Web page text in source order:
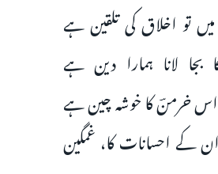
تو اخلاق کی تلقین ہے
لانا ہمارا دین ہے
اس خرمنؔ کا خوشہ چین ہے
کے احسانات کا، غمگین